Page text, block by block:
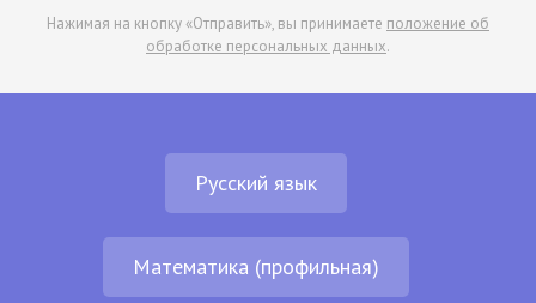
Нажимая на кнопку «Отправить», вы принимаете положение об
обработке персональных данных.
Русский язык
Математика (профильная)